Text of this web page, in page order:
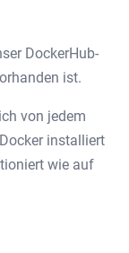
DockerHub-
ist.
von jedem
installiert
wie auf